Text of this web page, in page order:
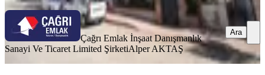
Çağrı Emlak İnşaat Danışmanlık
Sanayi Ve Ticaret Limited ŞirketiAlper AKTAŞ
Ara